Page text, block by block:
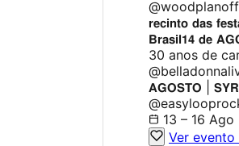
𝗿𝗲𝗰𝗶𝗻𝘁𝗼 𝗱𝗮𝘀
𝗕𝗿𝗮𝘀𝗶𝗹𝟭𝟰 𝗱𝗲
30 anos de
𝗔𝗚𝗢𝗦𝗧𝗢 |
13 – 16 Ago
Ver